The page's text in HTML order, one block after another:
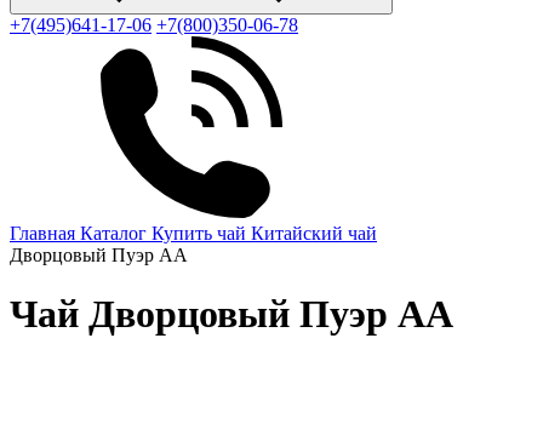
+7(495)641-17-06 +7(800)350-06-78
Главная Каталог Купить чай Китайский чай
Дворцовый Пуэр АА
Чай Дворцовый Пуэр АА